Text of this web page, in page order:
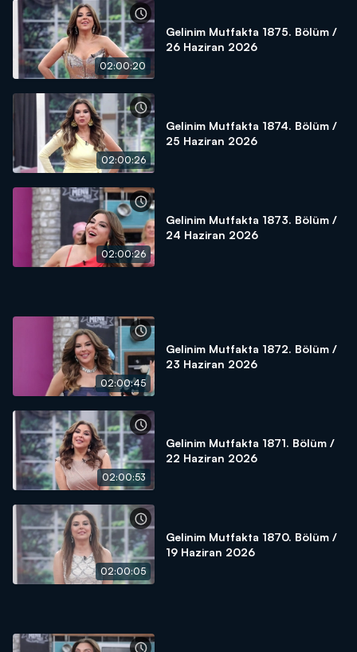
02:00:20
Gelinim Mutfakta 1875. Bölüm /
26 Haziran 2026
02:00:26
Gelinim Mutfakta 1874. Bölüm /
25 Haziran 2026
02:00:26
Gelinim Mutfakta 1873. Bölüm /
24 Haziran 2026
02:00:45
Gelinim Mutfakta 1872. Bölüm /
23 Haziran 2026
02:00:53
Gelinim Mutfakta 1871. Bölüm /
22 Haziran 2026
02:00:05
Gelinim Mutfakta 1870. Bölüm /
19 Haziran 2026